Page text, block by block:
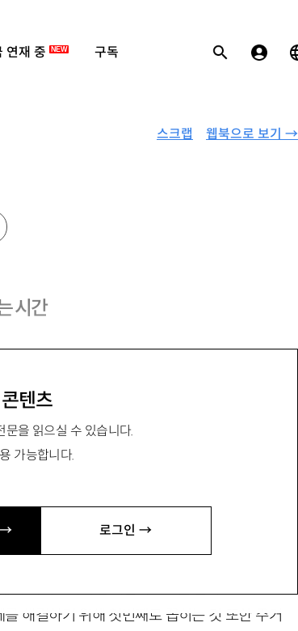
연재 중 NEW 구독
웹북으로 보기 →
스크랩
텐츠
문을 읽으실 수 있습니다.
가능합니다.
→ 로그인 →
시간
찬찬한 걸음』 등이 있음.
의 가치로까지 승격된다. 3포를 넘어 5포와 7포
해결하기 위해 첫번째로 꼽히는 것 또한 주거